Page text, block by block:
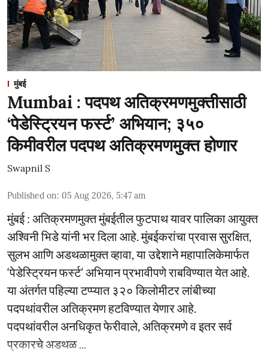
मुंबई
Mumbai : पदपथ अतिक्रमणमुक्तीसाठी
‘पेडेस्ट्रियन फर्स्ट’ अभियान; ३५०
किमीवरील पदपथ अतिक्रमणमुक्त होणार
Swapnil S
Published on: 05 Aug 2026, 5:47 am
मुंबई : अतिक्रमणमुक्त मुंबईतील फुटपाथ यावर पालिका आयुक्त
अश्विनी भिडे यांनी भर दिला आहे. मुंबईकरांचा प्रवास सुरक्षित,
सुलभ आणि अडथळामुक्त व्हावा, या उद्देशाने महापालिकेमार्फत
‘पेडेस्ट्रियन फर्स्ट’ अभियान प्रभावीपणे राबविण्यात येत आहे.
या अंतर्गत पहिल्या टप्प्यात ३२० किलोमीटर लांबीच्या
पदपथांवरील अतिक्रमण हटविण्यात येणार आहे.
पदपथांवरील अनधिकृत फेरीवाले, अतिक्रमणे व इतर सर्व
प्रकारचे अडथळ ...